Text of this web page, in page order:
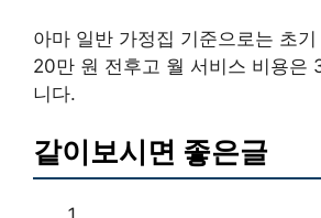
아마 일반 가정집 기준으로는 초
20만 원 전후고 월 서비스 비용은
니다.
같이보시면 좋은글